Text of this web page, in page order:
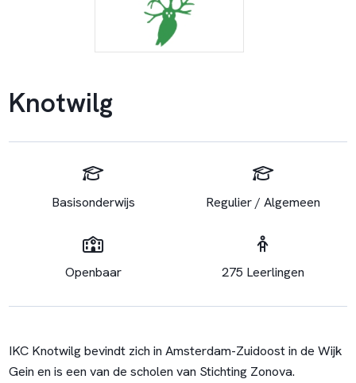
Knotwilg
Basisonderwijs Regulier / Algemeen
Openbaar 275 Leerlingen
IKC Knotwilg bevindt zich in Amsterdam-Zuidoost in de Wijk
Gein en is een van de scholen van Stichting Zonova.